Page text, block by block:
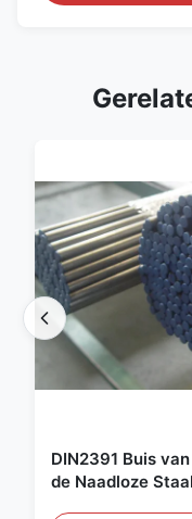
DIN2391 Buis
de Naadloze Staal